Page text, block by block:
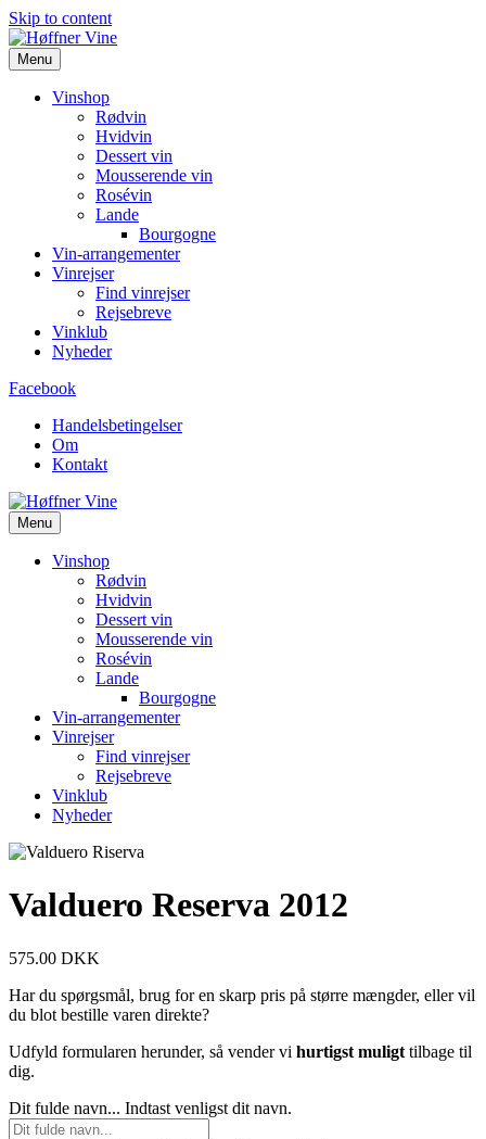
Skip to content
Menu
Vinshop
Rødvin
Hvidvin
Dessert vin
Mousserende vin
Rosévin
Lande
Bourgogne
Vin-arrangementer
Vinrejser
Find vinrejser
Rejsebreve
Vinklub
Nyheder
Facebook
Handelsbetingelser
Om
Kontakt
Menu
Vinshop
Rødvin
Hvidvin
Dessert vin
Mousserende vin
Rosévin
Lande
Bourgogne
Vin-arrangementer
Vinrejser
Find vinrejser
Rejsebreve
Vinklub
Nyheder
Valduero Reserva 2012
575.00 DKK
Har du spørgsmål, brug for en skarp pris på større mængder, eller vil
du blot bestille varen direkte?
Udfyld formularen herunder, så vender vi hurtigst muligt tilbage til
dig.
Dit fulde navn... Indtast venligst dit navn.